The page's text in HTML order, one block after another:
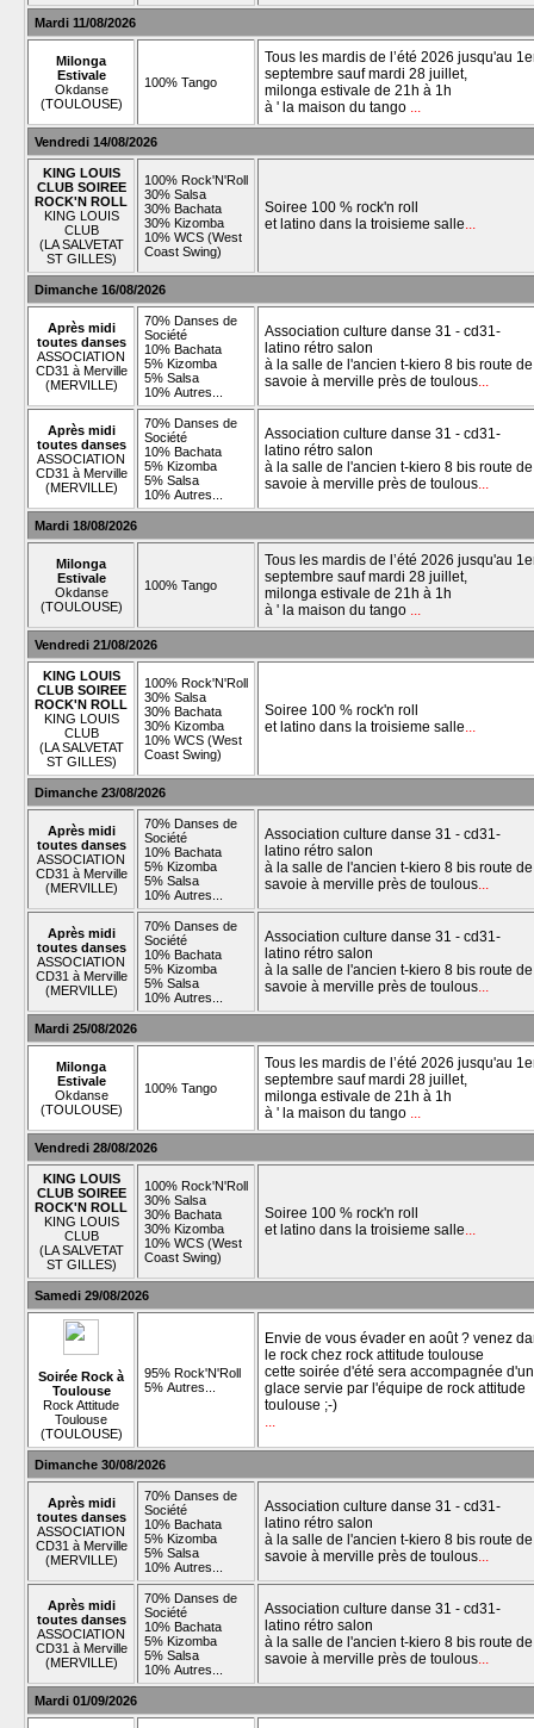
Mardi 11/08/2026
Milonga
Estivale
Okdanse
(TOULOUSE)
100% Tango
Tous les mardis de l’été 2026 jusqu'au
septembre sauf mardi 28 juillet,
milonga estivale de 21h à 1h
à ' la maison du tango ...
Vendredi 14/08/2026
KING LOUIS
CLUB SOIREE
ROCK'N ROLL
KING LOUIS
CLUB
(LA SALVETAT
ST GILLES)
100% Rock'N'Roll
30% Salsa
30% Bachata
30% Kizomba
10% WCS (West
Coast Swing)
Soiree 100 % rock'n roll
et latino dans la troisieme salle...
Dimanche 16/08/2026
Après midi
toutes danses
ASSOCIATION
CD31 à Merville
(MERVILLE)
70% Danses de
Société
10% Bachata
5% Kizomba
5% Salsa
10% Autres...
Association culture danse 31 - cd31-
latino rétro salon
à la salle de l'ancien t-kiero 8 bis route de
savoie à merville près de toulous...
Après midi
toutes danses
ASSOCIATION
CD31 à Merville
(MERVILLE)
70% Danses de
Société
10% Bachata
5% Kizomba
5% Salsa
10% Autres...
Association culture danse 31 - cd31-
latino rétro salon
à la salle de l'ancien t-kiero 8 bis route de
savoie à merville près de toulous...
Mardi 18/08/2026
Milonga
Estivale
Okdanse
(TOULOUSE)
100% Tango
Tous les mardis de l’été 2026 jusqu'au
septembre sauf mardi 28 juillet,
milonga estivale de 21h à 1h
à ' la maison du tango ...
Vendredi 21/08/2026
KING LOUIS
CLUB SOIREE
ROCK'N ROLL
KING LOUIS
CLUB
(LA SALVETAT
ST GILLES)
100% Rock'N'Roll
30% Salsa
30% Bachata
30% Kizomba
10% WCS (West
Coast Swing)
Soiree 100 % rock'n roll
et latino dans la troisieme salle...
Dimanche 23/08/2026
Après midi
toutes danses
ASSOCIATION
CD31 à Merville
(MERVILLE)
70% Danses de
Société
10% Bachata
5% Kizomba
5% Salsa
10% Autres...
Association culture danse 31 - cd31-
latino rétro salon
à la salle de l'ancien t-kiero 8 bis route de
savoie à merville près de toulous...
Après midi
toutes danses
ASSOCIATION
CD31 à Merville
(MERVILLE)
70% Danses de
Société
10% Bachata
5% Kizomba
5% Salsa
10% Autres...
Association culture danse 31 - cd31-
latino rétro salon
à la salle de l'ancien t-kiero 8 bis route de
savoie à merville près de toulous...
Mardi 25/08/2026
Milonga
Estivale
Okdanse
(TOULOUSE)
100% Tango
Tous les mardis de l’été 2026 jusqu'au
septembre sauf mardi 28 juillet,
milonga estivale de 21h à 1h
à ' la maison du tango ...
Vendredi 28/08/2026
KING LOUIS
CLUB SOIREE
ROCK'N ROLL
KING LOUIS
CLUB
(LA SALVETAT
ST GILLES)
100% Rock'N'Roll
30% Salsa
30% Bachata
30% Kizomba
10% WCS (West
Coast Swing)
Soiree 100 % rock'n roll
et latino dans la troisieme salle...
Samedi 29/08/2026
Soirée Rock à
Toulouse
Rock Attitude
Toulouse
(TOULOUSE)
95% Rock'N'Roll
5% Autres...
Envie de vous évader en août ? venez
le rock chez rock attitude toulouse
cette soirée d'été sera accompagnée
glace servie par l'équipe de rock attitude
toulouse ;-)
...
Dimanche 30/08/2026
Après midi
toutes danses
ASSOCIATION
CD31 à Merville
(MERVILLE)
70% Danses de
Société
10% Bachata
5% Kizomba
5% Salsa
10% Autres...
Association culture danse 31 - cd31-
latino rétro salon
à la salle de l'ancien t-kiero 8 bis route de
savoie à merville près de toulous...
Après midi
toutes danses
ASSOCIATION
CD31 à Merville
(MERVILLE)
70% Danses de
Société
10% Bachata
5% Kizomba
5% Salsa
10% Autres...
Association culture danse 31 - cd31-
latino rétro salon
à la salle de l'ancien t-kiero 8 bis route de
savoie à merville près de toulous...
Mardi 01/09/2026